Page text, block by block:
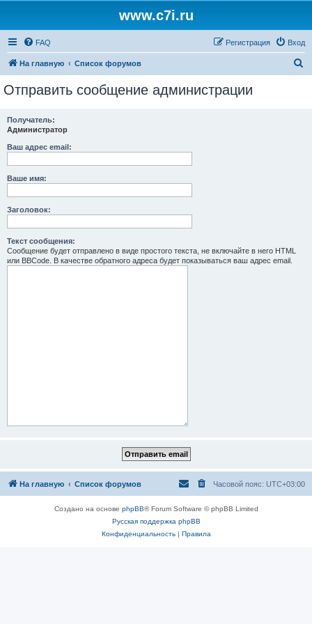
www.c7i.ru
FAQ Вход
Регистрация
На главную Список форумов
Отправить сообщение администрации
Получатель:
Администратор
Ваш адрес email:
Ваше имя:
Заголовок:
Текст сообщения:
Сообщение будет отправлено в виде простого текста, не включайте в него HTML
или BBCode. В качестве обратного адреса будет показываться ваш адрес email.
На главную Список форумов Часовой пояс: UTC+03:00
Создано на основе phpBB® Forum Software © phpBB Limited
Русская поддержка phpBB
Конфиденциальность| Правила